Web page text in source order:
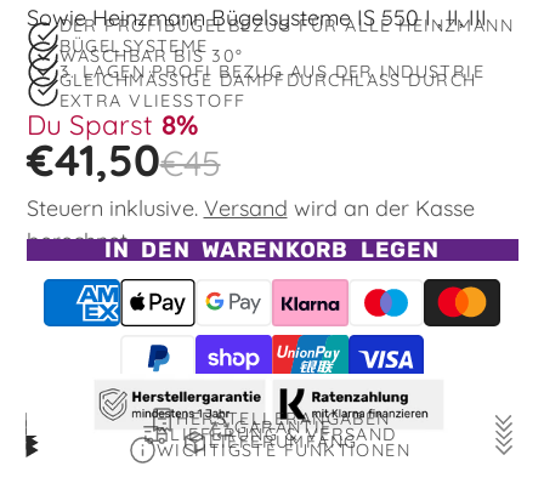
Sowie Heinzmann Bügelsysteme IS 550 I , II, III
DER PROFIBÜGELBEZUG FÜR ALLE HEINZMANN
BÜGELSYSTEME
WASCHBAR BIS 30°
3. LAGEN PROFI BEZUG AUS DER INDUSTRIE
GLEICHMÄSSIGE DAMPFDURCHLASS DURCH E
XTRA VLIESSTOFF
€41,50€45
Du Sparst 8%
Steuern inklusive. Versand wird an der Kasse
berechnet.IN DEN WARENKORB LEGEN
WICHTIGSTE FUNKTIONEN
LIEFERUMFANG
Bügelbezug 120 x 40 cm
LIEFERUNG & VERSAND
GARANTIE
HERSTELLERANGABEN
Nähmaschinen Service Heinzmann